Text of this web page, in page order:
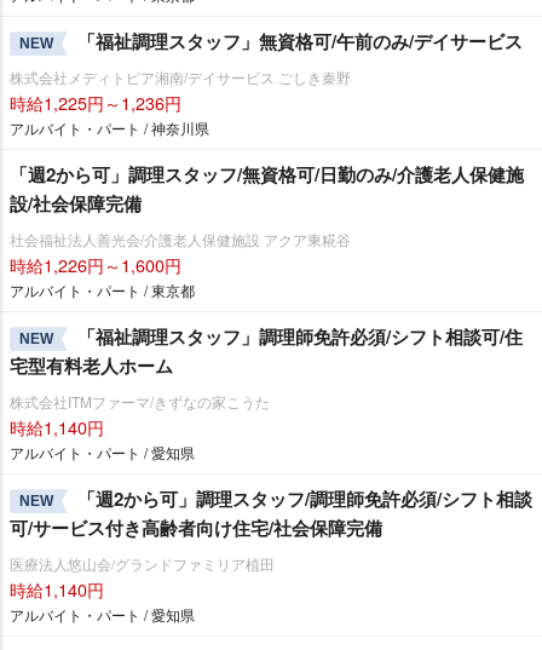
NEW 「福祉調理スタッフ」無資格可/午前のみ/デイサービス
株式会社メディトピア湘南/デイサービス ごしき秦野
時給1,225円～1,236円
アルバイト・パート / 神奈川県
「週2から可」調理スタッフ/無資格可/日勤のみ/介護老人保健施
設/社会保障完備
社会福祉法人善光会/介護老人保健施設 アクア東糀谷
時給1,226円～1,600円
アルバイト・パート / 東京都
NEW
「福祉調理スタッフ」調理師免許必須/シフト相談可/住
宅型有料老人ホーム
株式会社ITMファーマ/きずなの家こうた
時給1,140円
アルバイト・パート / 愛知県
NEW
「週2から可」調理スタッフ/調理師免許必須/シフト相談
可/サービス付き高齢者向け住宅/社会保障完備
医療法人悠山会/グランドファミリア植田
時給1,140円
アルバイト・パート / 愛知県